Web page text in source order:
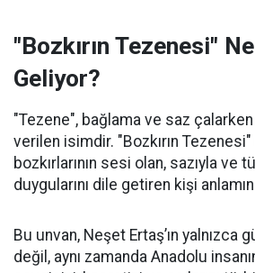
"Bozkırın Tezenesi"
Geliyor?
"Tezene", bağlama ve saz çalarken
verilen isimdir. "Bozkırın
bozkırlarının sesi olan, sazıyla ve
duygularını dile getiren kişi
Bu unvan, Neşet Ertaş’ın yalnızca
değil, aynı zamanda Anadolu